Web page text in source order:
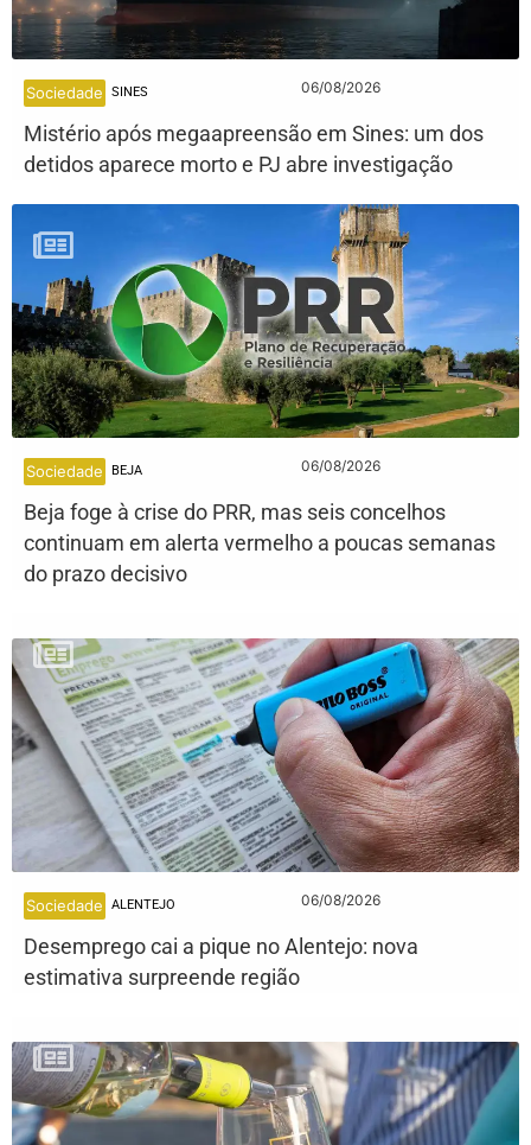
Sociedade SINES 06/08/2026
Mistério após megaapreensão em Sines: um dos
detidos aparece morto e PJ abre investigação
Sociedade BEJA 06/08/2026
Beja foge à crise do PRR, mas seis concelhos
continuam em alerta vermelho a poucas semanas
do prazo decisivo
Sociedade ALENTEJO 06/08/2026
Desemprego cai a pique no Alentejo: nova
estimativa surpreende região